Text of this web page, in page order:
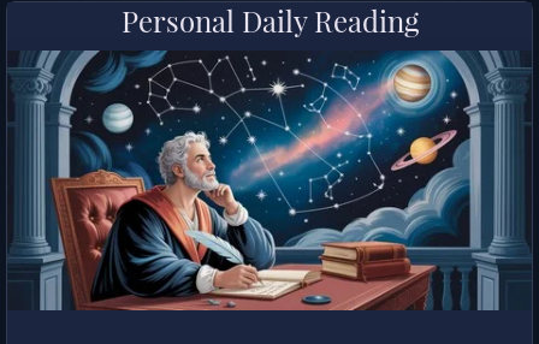
Personal Daily Reading